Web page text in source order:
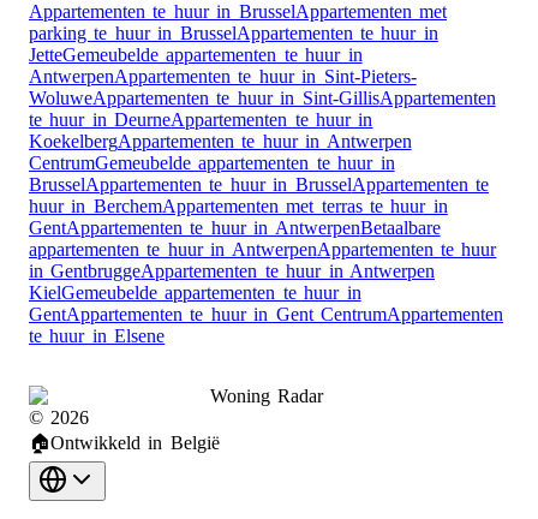
Appartementen te huur in BrusselAppartementen met
parking te huur in BrusselAppartementen te huur in
JetteGemeubelde appartementen te huur in
AntwerpenAppartementen te huur in Sint-Pieters-
WoluweAppartementen te huur in Sint-GillisAppartementen
te huur in DeurneAppartementen te huur in
KoekelbergAppartementen te huur in Antwerpen
CentrumGemeubelde appartementen te huur in
BrusselAppartementen te huur in BrusselAppartementen te
huur in BerchemAppartementen met terras te huur in
GentAppartementen te huur in AntwerpenBetaalbare
appartementen te huur in AntwerpenAppartementen te huur
in GentbruggeAppartementen te huur in Antwerpen
KielGemeubelde appartementen te huur in
GentAppartementen te huur in Gent CentrumAppartementen
te huur in Elsene
Woning Radar
© 2026
🏠Ontwikkeld in België